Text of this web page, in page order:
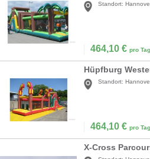
Standort:
464,10 € pro Tag
Hüpfburg
Standort:
464,10 € pro Tag
X-Cross